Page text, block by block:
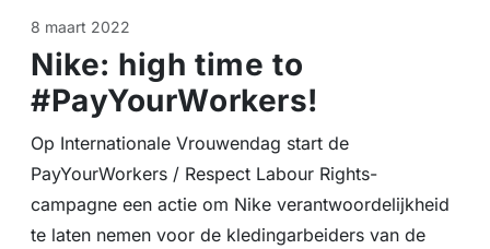
8 maart 2022
Nike: high time to
#PayYourWorkers!
Op Internationale Vrouwendag start de
PayYourWorkers / Respect Labour Rights-
campagne een actie om Nike verantwoordelijkheid
te laten nemen voor de kledingarbeiders van de